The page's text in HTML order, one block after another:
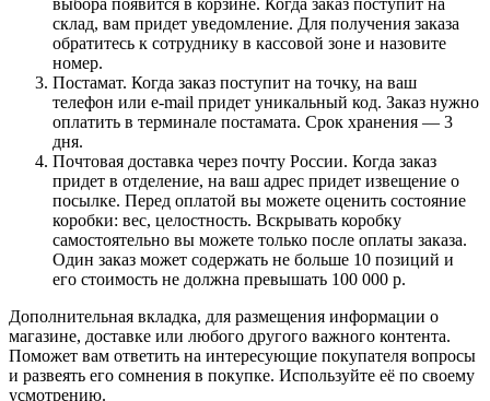
склад, вам придет уведомление. Для получения заказа
обратитесь к сотруднику в кассовой зоне и назовите
номер.
Постамат. Когда заказ поступит на точку, на ваш
телефон или e-mail придет уникальный код. Заказ нужно
оплатить в терминале постамата. Срок хранения — 3
дня.
Почтовая доставка через почту России. Когда заказ
придет в отделение, на ваш адрес придет извещение о
посылке. Перед оплатой вы можете оценить состояние
коробки: вес, целостность. Вскрывать коробку
самостоятельно вы можете только после оплаты заказа.
Один заказ может содержать не больше 10 позиций и
его стоимость не должна превышать 100 000 р.
Дополнительная вкладка, для размещения информации о
магазине, доставке или любого другого важного контента.
Поможет вам ответить на интересующие покупателя вопросы
и развеять его сомнения в покупке. Используйте её по своему
усмотрению.